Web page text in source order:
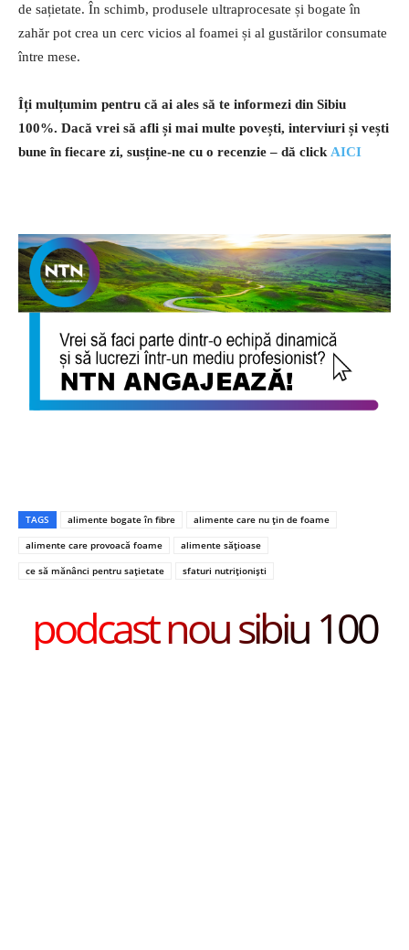
de sațietate. În schimb, produsele ultraprocesate și bogate în
zahăr pot crea un cerc vicios al foamei și al gustărilor consumate
între mese.
Îți mulțumim pentru că ai ales să te informezi din Sibiu
100%. Dacă vrei să afli și mai multe povești, interviuri și vești
bune în fiecare zi, susține-ne cu o recenzie – dă click AICI
TAGS alimente bogate în fibre
alimente care nu țin de foame
alimente care provoacă foame
alimente sățioase
ce să mănânci pentru sațietate
sfaturi nutriționiști
podcast nou sibiu 100